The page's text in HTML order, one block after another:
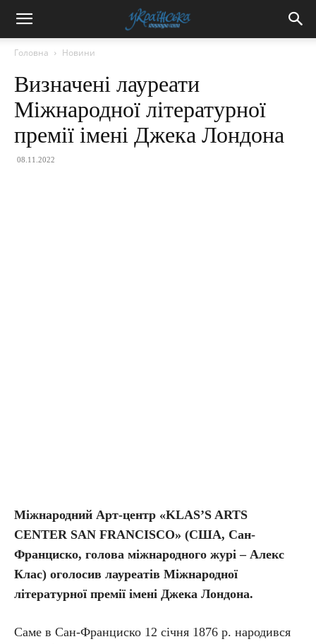
Головна Новини
Визначені лауреати
Міжнародної літературної
премії імені Джека Лондона
08.11.2022
Міжнародний Арт-центр «KLAS’S ARTS
CENTER SAN FRANCISCO» (США, Сан-
Франциско, голова міжнародного журі – Алекс
Клас) оголосив лауреатів Міжнародної
літературної премії імені Джека Лондона.
Саме в Сан-Франциско 12 січня 1876 р. народився